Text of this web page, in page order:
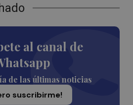
al canal de
de las últimas noticias
suscribirme!